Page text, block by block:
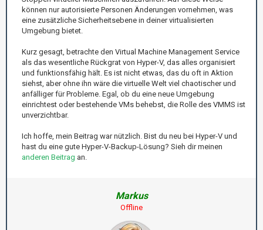
können nur autorisierte Personen Änderungen vornehmen, was
eine zusätzliche Sicherheitsebene in deiner virtualisierten
Umgebung bietet.
Kurz gesagt, betrachte den Virtual Machine Management Service
als das wesentliche Rückgrat von Hyper-V, das alles organisiert
und funktionsfähig hält. Es ist nicht etwas, das du oft in Aktion
siehst, aber ohne ihn wäre die virtuelle Welt viel chaotischer und
anfälliger für Probleme. Egal, ob du eine neue Umgebung
einrichtest oder bestehende VMs behebst, die Rolle des VMMS ist
unverzichtbar.
Ich hoffe, mein Beitrag war nützlich. Bist du neu bei Hyper-V und
hast du eine gute Hyper-V-Backup-Lösung? Sieh dir meinen
anderen Beitrag an.
Markus
Offline